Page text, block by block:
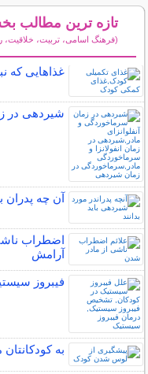
تازه ترین مطالب
(فرهنگ اسامی، تربیت، خلاقیت،
غذاهایی که
شیردهی در
آن چه پدران
اضطراب
آرامش
فیبروز
به